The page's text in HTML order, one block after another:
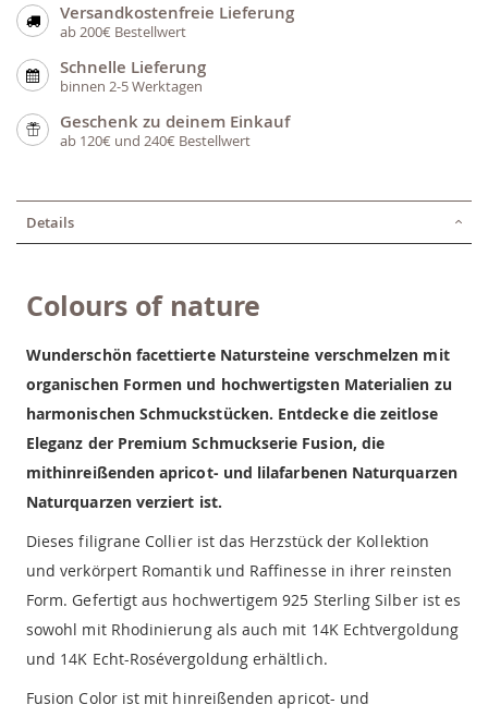
Versandkostenfreie Lieferung
ab 200€ Bestellwert
Schnelle Lieferung
binnen 2-5 Werktagen
Geschenk zu deinem Einkauf
ab 120€ und 240€ Bestellwert
Details
Colours of nature
Wunderschön facettierte Natursteine verschmelzen mit
organischen Formen und hochwertigsten Materialien zu
harmonischen Schmuckstücken. Entdecke die zeitlose
Eleganz der Premium Schmuckserie Fusion, die
mithinreißenden apricot- und lilafarbenen Naturquarzen
Naturquarzen verziert ist.
Dieses filigrane Collier ist das Herzstück der Kollektion
und verkörpert Romantik und Raffinesse in ihrer reinsten
Form. Gefertigt aus hochwertigem 925 Sterling Silber ist es
sowohl mit Rhodinierung als auch mit 14K Echtvergoldung
und 14K Echt-Rosévergoldung erhältlich.
Fusion Color ist mit hinreißenden apricot- und